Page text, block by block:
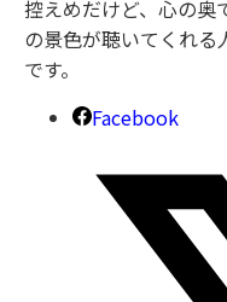
控えめだけど、心の奥
の景色が聴いてくれる
です。
Facebook